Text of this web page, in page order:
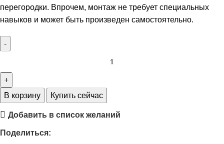
перегородки. Впрочем, монтаж не требует специальных
навыков и может быть произведен самостоятельно.
В корзину Купить сейчас
Добавить в список желаний
Поделиться: